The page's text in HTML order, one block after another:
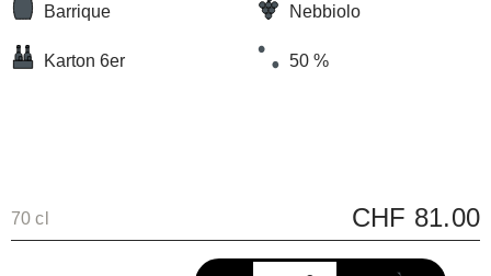
Barrique Nebbiolo
Karton 6er 50 %
70 cl CHF 81.00